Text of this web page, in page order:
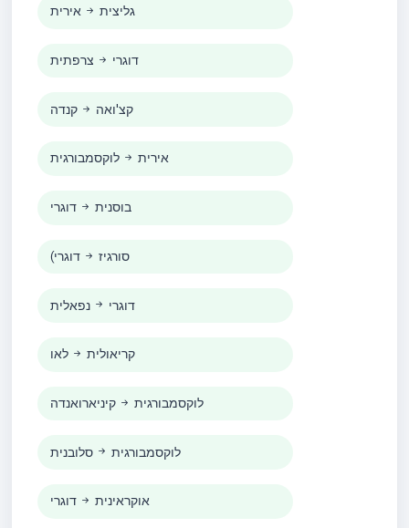
גליצית אירית
דוגרי צרפתית
קצ'ואה קנדה
אירית לוקסמבורגית
בוסנית דוגרי
(סורגיז דוגרי
דוגרי נפאלית
קריאולית לאו
לוקסמבורגית קיניארואנדה
לוקסמבורגית סלובנית
אוקראינית דוגרי